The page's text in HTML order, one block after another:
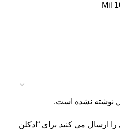
نوشته نشده است.
را ارسال می کنید برای “ادکلن